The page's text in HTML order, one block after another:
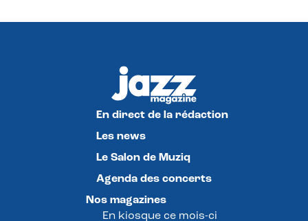
En direct de la rédaction
Les news
Le Salon de Muziq
Agenda des concerts
Nos magazines
En kiosque ce mois-ci